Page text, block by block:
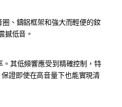
、鑄鋁框架和強大而輕便的釹
撼低音。
其低頻響應受到精確控制，特
證即使在高音量下也能實現清